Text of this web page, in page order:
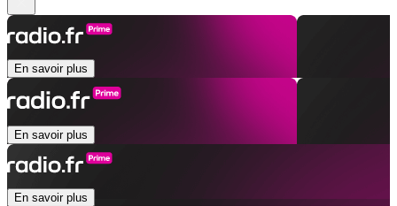
En savoir plus
En savoir plus
En savoir plus